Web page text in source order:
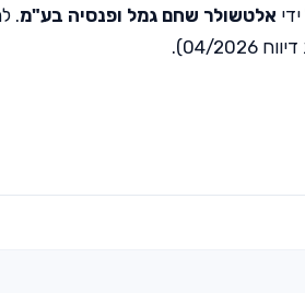
אלטשולר שחם גמל ופנסיה בע"מ.